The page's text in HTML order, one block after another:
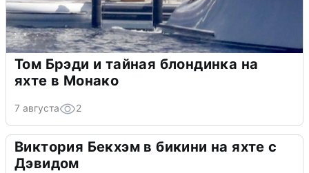
Том Брэди и тайная блондинка на
яхте в Монако
7 августа 2
Виктория Бекхэм в бикини на яхте с
Дэвидом